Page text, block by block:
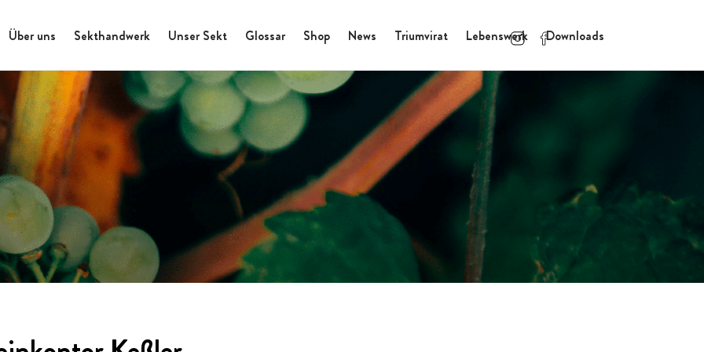
Über uns Sekthandwerk Unser Sekt Glossar Shop News Triumvirat Lebenswerk Downloads